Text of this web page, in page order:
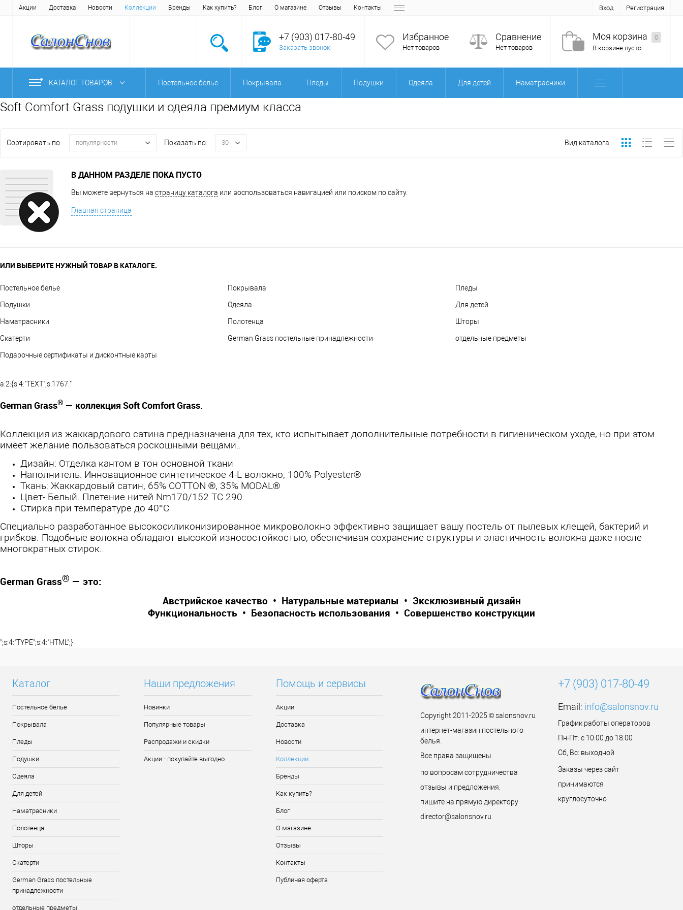
Акции Доставка Новости Коллекции Бренды Как купить? Блог О магазине Отзывы Контакты Вход Регистрация
+7 (903) 017-80-49
Заказать звонок
Избранное
Нет товаров
Сравнение
Нет товаров
Моя корзина
0
В корзине пусто
КАТАЛОГ ТОВАРОВ Постельное белье Покрывала Пледы Подушки Одеяла Для детей Наматрасники
Soft Comfort Grass подушки и одеяла премиум класса
Сортировать по: популярности Показать по: 30 Вид каталога:
В ДАННОМ РАЗДЕЛЕ ПОКА ПУСТО
Вы можете вернуться на страницу каталога или воспользоваться навигацией или поиском по сайту.
Главная страница
ИЛИ ВЫБЕРИТЕ НУЖНЫЙ ТОВАР В КАТАЛОГЕ.
Постельное белье Покрывала Пледы
Подушки Одеяла Для детей
Наматрасники Полотенца Шторы
Скатерти German Grass постельные принадлежности отдельные предметы
Подарочные сертификаты и дисконтные карты
a:2:{s:4:"TEXT";s:1767:"
German Grass® — коллекция Soft Comfort Grass.
Коллекция из жаккардового сатина предназначена для тех, кто испытывает дополнительные потребности в гигиеническом уходе, но при этом
имеет желание пользоваться роскошными вещами.
Дизайн: Отделка кантом в тон основной ткани
Наполнитель: Инновационное синтетическое 4-L волокно, 100% Polyester®
Ткань: Жаккардовый сатин, 65% COTTON ®, 35% MODAL®
Цвет- Белый. Плетение нитей Nm170/152 TC 290
Стирка при температуре до 40°С
Специально разработанное высокосиликонизированное микроволокно эффективно защищает вашу постель от пылевых клещей, бактерий и
грибков. Подобные волокна обладают высокой износостойкостью, обеспечивая сохранение структуры и эластичность волокна даже после
многократных стирок.
German Grass® — это:
Австрийское качество • Натуральные материалы • Эксклюзивный дизайн
Функциональность • Безопасность использования • Совершенство конструкции
";s:4:"TYPE";s:4:"HTML";}
Каталог
Постельное белье
Покрывала
Пледы
Подушки
Одеяла
Для детей
Наматрасники
Полотенца
Шторы
Скатерти
German Grass постельные
принадлежности
отдельные предметы
Наши предложения
Новинки
Популярные товары
Распродажи и скидки
Акции - покупайте выгодно
Помощь и сервисы
Акции
Доставка
Новости
Коллекции
Бренды
Как купить?
Блог
О магазине
Отзывы
Контакты
Публиная оферта
Copyright 2011-2025 © salonsnov.ru
интернет-магазин постельного
белья.
Все права защищены
по вопросам сотрудничества
отзывы и предложения.
пишите на прямую директору
director@salonsnov.ru
+7 (903) 017-80-49
Email: info@salonsnov.ru
График работы операторов
Пн-Пт: с 10:00 до 18:00
Сб, Вс: выходной
Заказы через сайт
принимаются
круглосуточно